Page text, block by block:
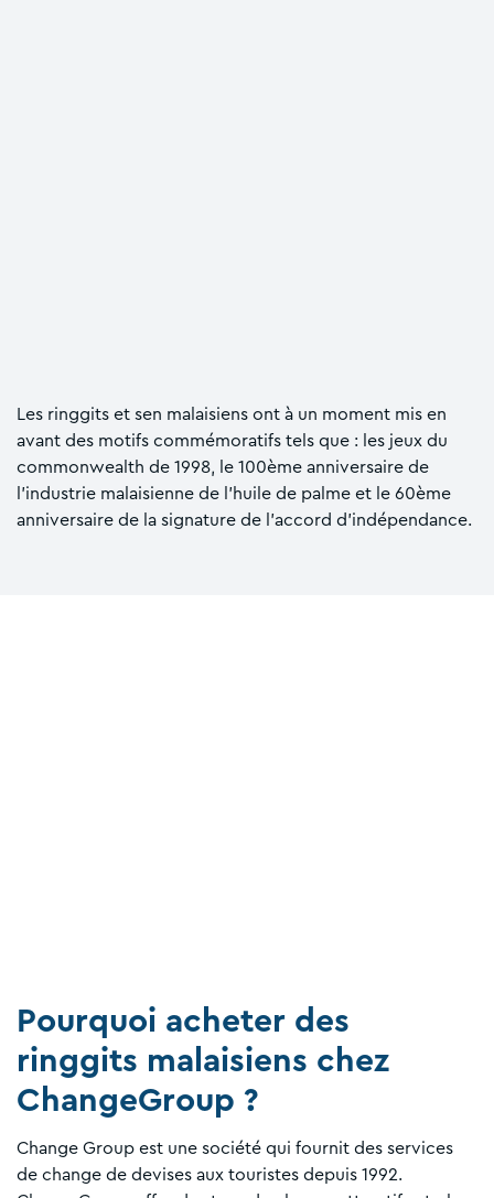
Les ringgits et sen malaisiens ont à un moment mis en
avant des motifs commémoratifs tels que : les jeux du
commonwealth de 1998, le 100ème anniversaire de
l’industrie malaisienne de l’huile de palme et le 60ème
anniversaire de la signature de l’accord d'indépendance.
Pourquoi acheter des
ringgits malaisiens chez
ChangeGroup ?
Change Group est une société qui fournit des services
de change de devises aux touristes depuis 1992.